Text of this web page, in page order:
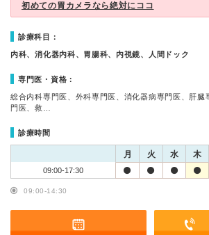
初めての胃カメラなら絶対にココ
診療科目：
内科、消化器内科、胃腸科、内視鏡、人間ドック
専門医・資格：
総合内科専門医、外科専門医、消化器病専門医、肝臓
門医、救…
診療時間
月 火 水 木
09:00-17:30
09:00-14:30